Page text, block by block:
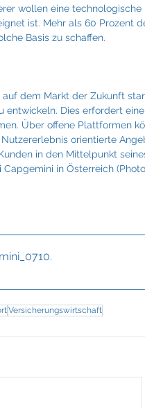
wollen eine
ist. Mehr als 60 Prozent
Basis zu schaffen.
dem Markt der Zukunft
entwickeln. Dies erfordert
Über offene Plattformen
orientierte
in den Mittelpunkt
in Österreich
.
Versicherungswirtschaft